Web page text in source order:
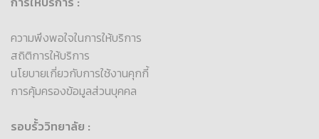
ความพึงพอใจในการให้บริการ
สถิติการให้บริการ
นโยบายเกี่ยวกับการใช้งานคุกกี้
การคุ้มครองข้อมูลส่วนบุคคล
รอบรั้ววิทยาลัย :